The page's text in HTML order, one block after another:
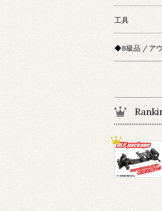
工具
◆B級品 / ア